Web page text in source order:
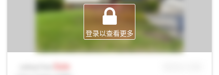
登录以查看更多
Sale